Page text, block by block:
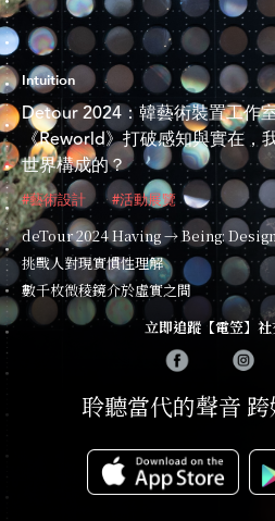
Intuition
Detour 2024：韓藝術裝置工作
《Reworld》打破感知與實在，
世界構成的？
#藝術設計 #活動展覽
deTour 2024 Having → Being:
挑戰人對現實慣性理解
數千枚微稜鏡介於虛實之間
立即追蹤【電笠】
聆聽當代的聲音